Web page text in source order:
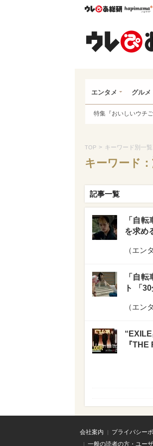
ウレぴ
エンタメ グルメ
特集『おいしいウチご
TOP > キーワード別一覧
キーワード：
記事一覧
「自
を求め
（エン
「自
ト 「
（エン
『
会社案内 プライバシー
一般の読者の方・ユー